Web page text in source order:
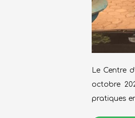
Le Centre
octobre
pratiques